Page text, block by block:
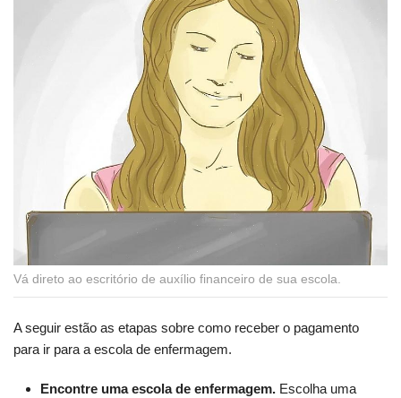
Vá direto ao escritório de auxílio financeiro de sua escola.
A seguir estão as etapas sobre como receber o pagamento
para ir para a escola de enfermagem.
Encontre uma escola de enfermagem. Escolha uma